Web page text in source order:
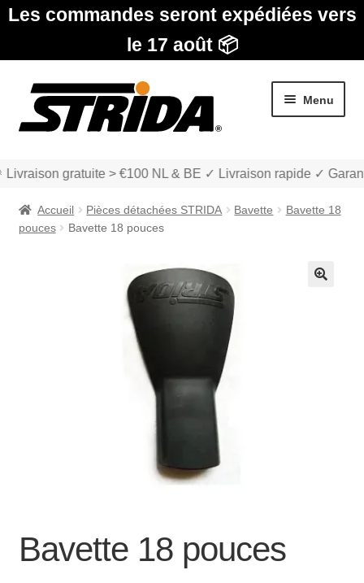
Les commandes seront expédiées vers
le 17 août 📦
Aller
la
Aller
contenu
Menu
Mon compte et Support
gratuite > €100 NL & BE ✓ Livraison rapide ✓
Accueil Pièces détachées STRIDA Bavette
Bavette 18
pouces
Bavette 18 pouces
Bavette 18 pouces